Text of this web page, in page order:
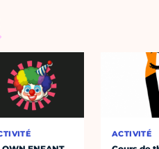
ACTIVITÉ